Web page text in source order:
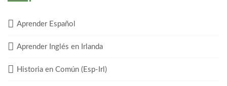
Aprender Español
Aprender Inglés en Irlanda
Historia en Común (Esp-Irl)